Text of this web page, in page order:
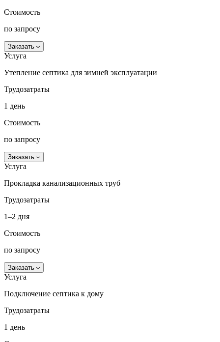
Стоимость
по запросу
Заказать
Услуга
Утепление септика для зимней эксплуатации
Трудозатраты
1 день
Стоимость
по запросу
Заказать
Услуга
Прокладка канализационных труб
Трудозатраты
1–2 дня
Стоимость
по запросу
Заказать
Услуга
Подключение септика к дому
Трудозатраты
1 день